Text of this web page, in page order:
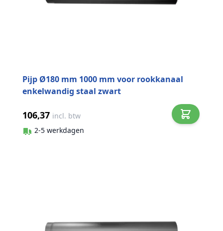
Pijp Ø180 mm 1000 mm voor rookkanaal
enkelwandig staal zwart
106,37 incl. btw
2-5 werkdagen